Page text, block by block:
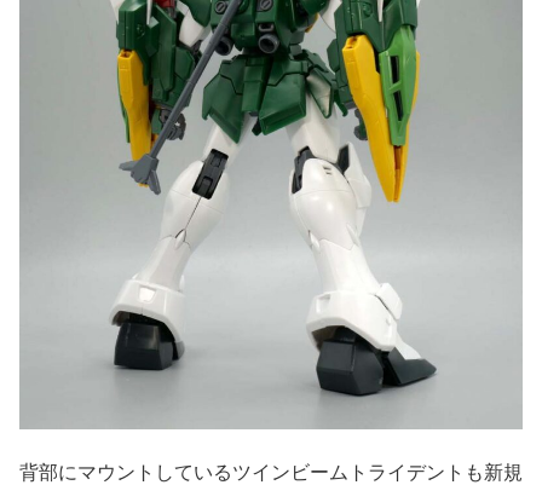
背部にマウントしているツインビームトライデントも新規